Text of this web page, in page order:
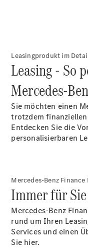
Jobs
Leasingprodukt im
Leasing - So
Mercedes-
Sie möchten einen
trotzdem finanziellen
Entdecken Sie die
personalisierbaren
Mercedes-Benz
Immer für
Mercedes-Benz
rund um Ihren
Services und einen
Sie hier.